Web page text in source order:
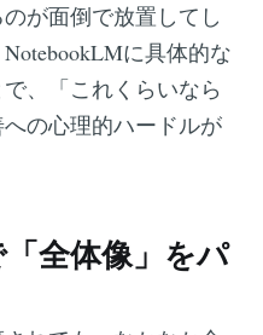
が面倒で放置してし
に具体的な
、「これくらいなら
の心理的ハードルが
全体像」をパ